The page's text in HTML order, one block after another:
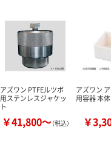
アズワン PTFEルツボ
用ステンレスジャケッ
ト
￥41,800～（税込）
アズワン
用容器 本
￥